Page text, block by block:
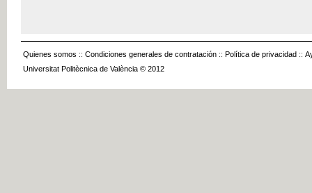
Quienes somos :: Condiciones generales de contratación :: Política de privacidad ::
Universitat Politècnica de València © 2012